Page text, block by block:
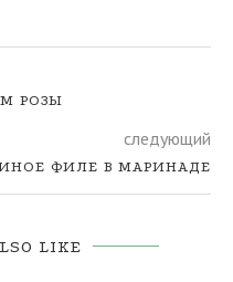
РОЗЫ
следующий
ФИЛЕ В МАРИНАДЕ
LIKE